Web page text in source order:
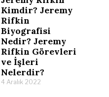
Kimdir? Jeremy
Rifkin
Biyografisi
Nedir? Jeremy
Rifkin Görevleri
ve İşleri
Nelerdir?
4 Aralık 2022